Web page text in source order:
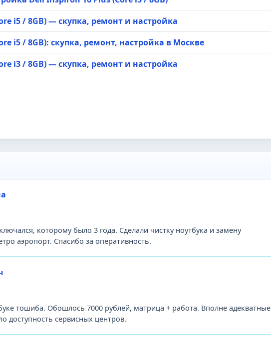
i5 / 8GB) — скупка, ремонт и настройка
i5 / 8GB): скупка, ремонт, настройка в Москве
i3 / 8GB) — скупка, ремонт и настройка
которому было 3 года. Сделали чистку ноутбука и замену
аэропорт. Спасибо за оперативность.
тошиба. Обошлось 7000 рублей, матрица + работа. Вполне адекватные
доступность сервисных центров.